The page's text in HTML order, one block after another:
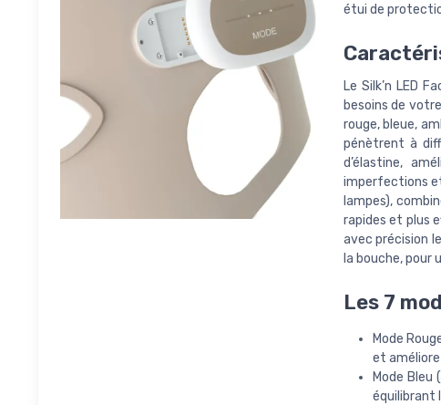
étui de
Le Silk’n LED
besoins de
rouge, bleue,
pénètrent à
d’élastine,
imperfections
lampes),
rapides et plus
avec précision
la bouche,
Les 7
Mode
et améliore
Mode
équilibrant